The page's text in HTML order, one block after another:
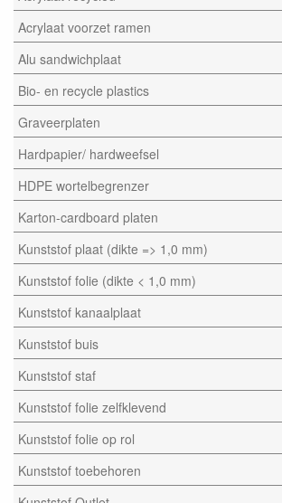
Acrylaat voorzet ramen
Alu sandwichplaat
Bio- en recycle plastics
Graveerplaten
Hardpapier/ hardweefsel
HDPE wortelbegrenzer
Karton-cardboard platen
Kunststof plaat (dikte => 1,0 mm)
Kunststof folie (dikte < 1,0 mm)
Kunststof kanaalplaat
Kunststof buis
Kunststof staf
Kunststof folie zelfklevend
Kunststof folie op rol
Kunststof toebehoren